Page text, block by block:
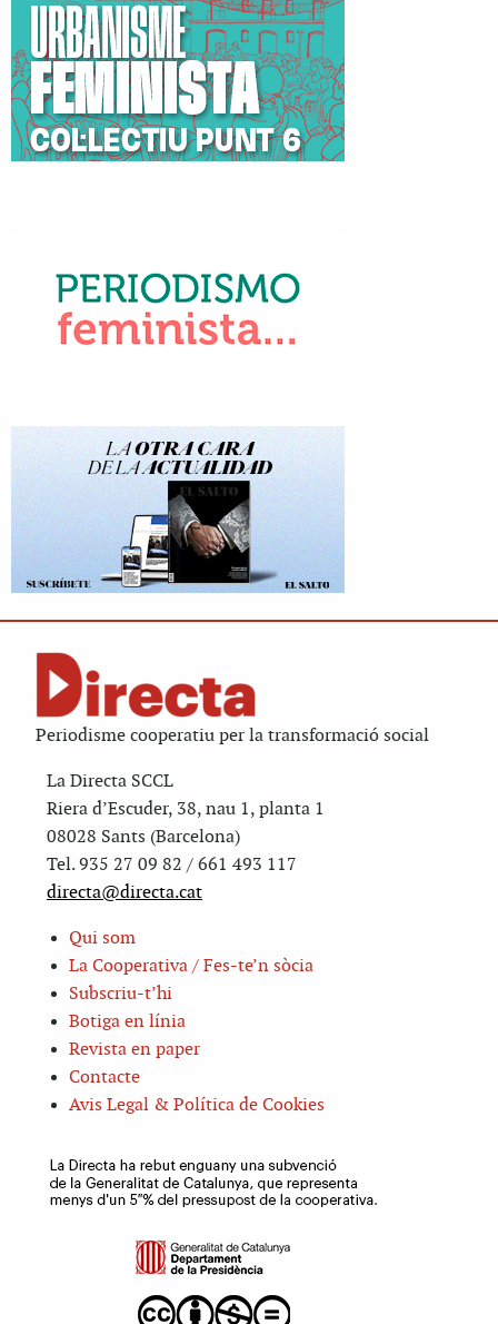
Periodisme cooperatiu per la transformació social
La Directa SCCL
Riera d’Escuder, 38, nau 1, planta 1
08028 Sants (Barcelona)
Tel. 935 27 09 82 / 661 493 117
directa@directa.cat
Qui som
La Cooperativa / Fes-te’n sòcia
Subscriu-t’hi
Botiga en línia
Revista en paper
Contacte
Avis Legal & Política de Cookies